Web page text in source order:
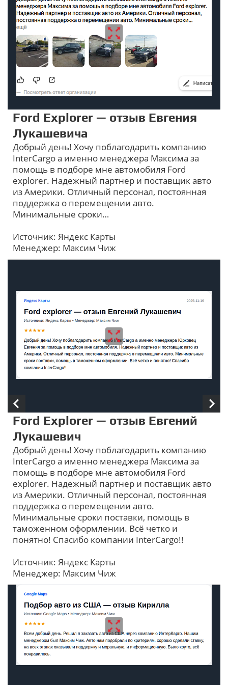
Ford Explorer — отзыв Евгения
Лукашевича
Добрый день! Хочу поблагодарить компанию
InterCargo а именно менеджера Максима за
помощь в подборе мне автомобиля Ford
explorer. Надежный партнер и поставщик авто
из Америки. Отличный персонал, постоянная
поддержка о перемещении авто.
Минимальные сроки…
Источник: Яндекс Карты
Менеджер: Максим Чиж
Ford Explorer — отзыв Евгений
Лукашевич
Добрый день! Хочу поблагодарить компанию
InterCargo а именно менеджера Максима за
помощь в подборе мне автомобиля Ford
explorer. Надежный партнер и поставщик авто
из Америки. Отличный персонал, постоянная
поддержка о перемещении авто.
Минимальные сроки поставки, помощь в
таможенном оформлении. Всё четко и
понятно! Спасибо компании InterCargo!!
Источник: Яндекс Карты
Менеджер: Максим Чиж